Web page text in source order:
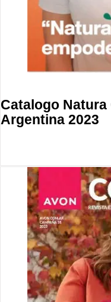
Catalogo
Argentina 2023